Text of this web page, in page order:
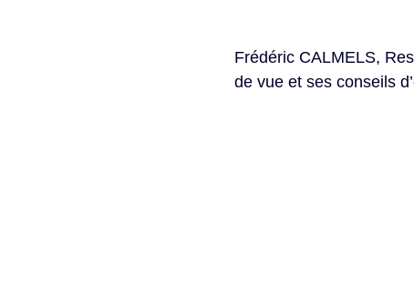
Frédéric CALMELS,
de vue et ses conseils